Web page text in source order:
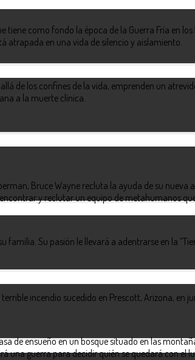
tiene como fondo la época de la Guerra Fría en
atrapada en una vida de silencio y aislamiento.
de los confines de la vida, emprenden un
a la muerte clínica.
Bruce Wayne recluta la ayuda de su nueva
y reclutar un equipo de metahumanos
Su pasión le llevará a adentrarse en la
incendio sucedido en Prescott, Arizona, en
de ensueño en un bosque situado en las
una guerra para decidir quién se quedará con el